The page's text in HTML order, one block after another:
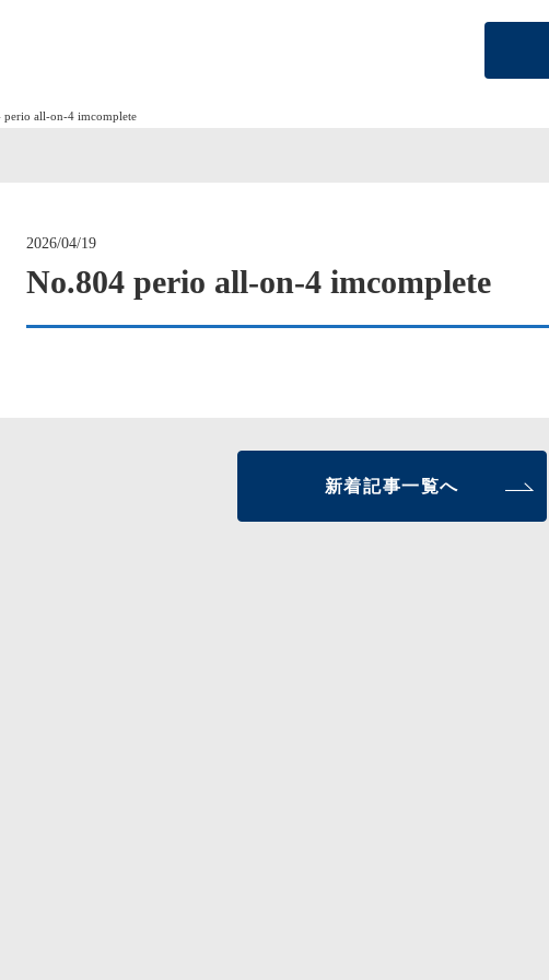
perio all-on-4 imcomplete
2026/04/19
No.804 perio all-on-4 imcomplete
新着記事一覧へ